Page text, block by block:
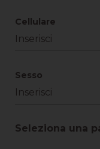
Cellulare
Sesso
Seleziona una